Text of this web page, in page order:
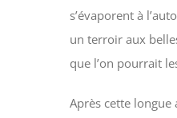
s’évaporent à
un terroir aux
que l’on pourrait
Après cette longue